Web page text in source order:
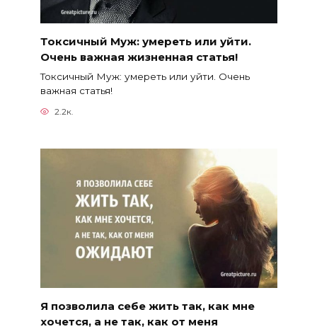
Токсичный Муж: умереть или уйти.
Очень важная жизненная статья!
Токсичный Муж: умереть или уйти. Очень
важная статья!
2.2к.
Я позволила себе жить так, как мне
хочется, а не так, как от меня